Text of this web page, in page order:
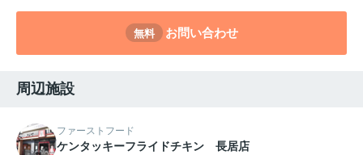
無料 お問い合わせ
周辺施設
ファーストフード
ケンタッキーフライドチキン 長居店